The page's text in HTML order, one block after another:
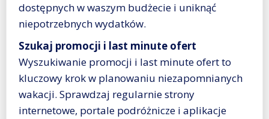
dostępnych w waszym budżecie i uniknąć
niepotrzebnych wydatków.
Szukaj promocji i last minute ofert
Wyszukiwanie promocji i last minute ofert to
kluczowy krok w planowaniu niezapomnianych
wakacji. Sprawdzaj regularnie strony
internetowe, portale podróżnicze i aplikacje